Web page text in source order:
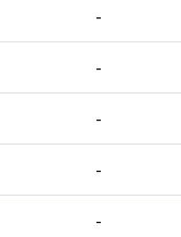
-
-
-
-
-